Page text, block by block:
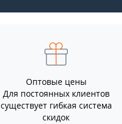
Оптовые цены
Для постоянных клиентов
существует гибкая система
скидок